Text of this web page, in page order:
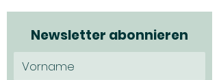
Newsletter abonnieren